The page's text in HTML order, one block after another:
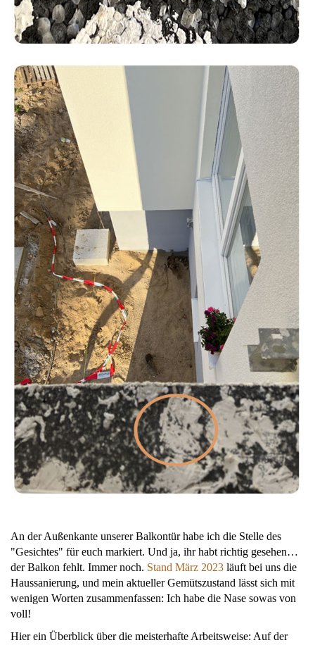
An der Außenkante unserer Balkontür habe ich die Stelle des
"Gesichtes" für euch markiert. Und ja, ihr habt richtig gesehen…
der Balkon fehlt. Immer noch. Stand März 2023 läuft bei uns die
Haussanierung, und mein aktueller Gemütszustand lässt sich mit
wenigen Worten zusammenfassen: Ich habe die Nase sowas von
voll!
Hier ein Überblick über die meisterhafte Arbeitsweise: Auf der